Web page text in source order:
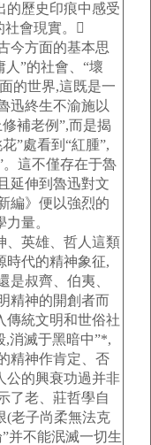
的歷史印痕中感受
社會現實。
方面的基本思
”的社會、“壞
的世界,這既是一
迅終生不渝施以
補老例”,而是揭
”處看到“紅腫”,
。這不僅存在于魯
延伸到魯迅對文
編》便以強烈的
量。
英雄、哲人這類
時代的精神象征,
是叔齊、伯夷、
精神的開創者而
傳統文明和世俗社
,消滅于黑暗中”*,
精神作肯定、否
公的興衰功過并非
了老、莊哲學自
(老子尚柔無法克
并不能泯滅一切生